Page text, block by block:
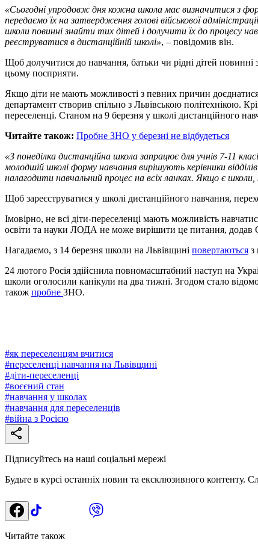
«Сьогодні упродовж дня кожна школа має визначитися з
передаємо їх на затвердження голові військової
школи повинні знайти тих дітей і долучити їх до процесу
реєструватися в дистанційній школі», – повідомив він.
Щоб долучитися до навчання, батьки чи рідні дітей
цьому посприяти.
Якщо діти не мають можливості з певних причин
департамент створив спільно з Львівською політехнікою.
переселенці. Станом на 9 березня у школі дистанційного
Читайте також: Пробне ЗНО у березні не відбудеться
«З понеділка дистанційна школа запрацює для учнів 7-11
молодшій школі форму навчання вирішують керівники
налагодити навчальний процес на всіх ланках. Якщо є
Щоб зареєструватися у школі дистанційного навчання,
Імовірно, не всі діти-переселенці мають можливість
освіти та науки ЛОДА не може вирішити це питання, додав
Нагадаємо, з 14 березня школи на Львівщині повертаються з
24 лютого Росія здійснила повномасштабний наступ на
школи оголосили канікули на два тижні. Згодом стало
також пробне ЗНО.
#як переселенцям вчитися
#переселенці навчання на Львівщині
#діти-переселенці
#воєєний стан
#навчання у школах
#навчання для переселенців
#війна з Росією
Підписуйтесь на наші соціальні мережі
Будьте в курсі останніх новин та ексклюзивного контенту.
Читайте також